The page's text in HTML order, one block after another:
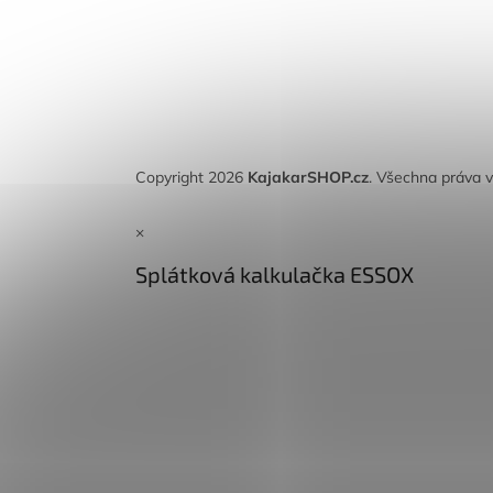
Copyright 2026 KajakarSHOP.cz. Všechna práva
×
Splátková kalkulačka ESSOX